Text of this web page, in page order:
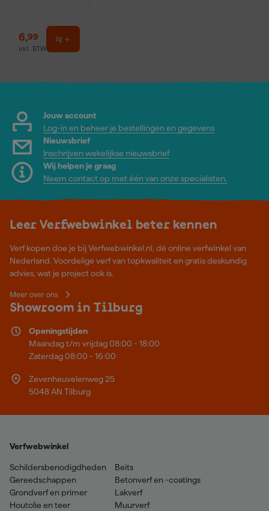
6,99
incl. BTW
Jouw account
Log-in en beheer je bestellingen en gegevens
Nieuwsbrief
Inschrijven wekelijkse nieuwsbrief
Wij helpen je graag
Neem contact op met één van onze specialisten.
Leer Verfwebwinkel beter kennen
Verf kopen doe je bij Verfwebwinkel.nl, dé online verfwinkel van
Nederland. Voordelige verf van topkwaliteit en gratis deskundig
advies, wat je project ook is.
Meer over ons
Showroom in Tilburg
Openingstijden
Maandag t/m vrijdag 08:00 - 18:00
Zaterdag 08:00 - 16:00
Zevenheuvelenweg 25
5048 AN Tilburg
Verfwebwinkel
Schildersbenodigdheden
Gereedschappen
Grondverf en primer
Houtolie en teer
Beits
Betonverf en -coatings
Lakverf
Muurverf